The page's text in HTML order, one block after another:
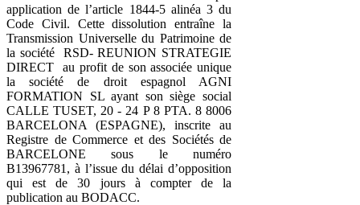
application de lʼarticle 1844-5 alinéa 3 du
Code Civil. Cette dissolution entraîne la
Transmission Universelle du Patrimoine de
la société RSD- REUNION STRATEGIE
DIRECT au profit de son associée unique
la société de droit espagnol AGNI
FORMATION SL ayant son siège social
CALLE TUSET, 20 - 24 P 8 PTA. 8 8006
BARCELONA (ESPAGNE), inscrite au
Registre de Commerce et des Sociétés de
BARCELONE sous le numéro
B13967781, à lʼissue du délai dʼopposition
qui est de 30 jours à compter de la
publication au BODACC.